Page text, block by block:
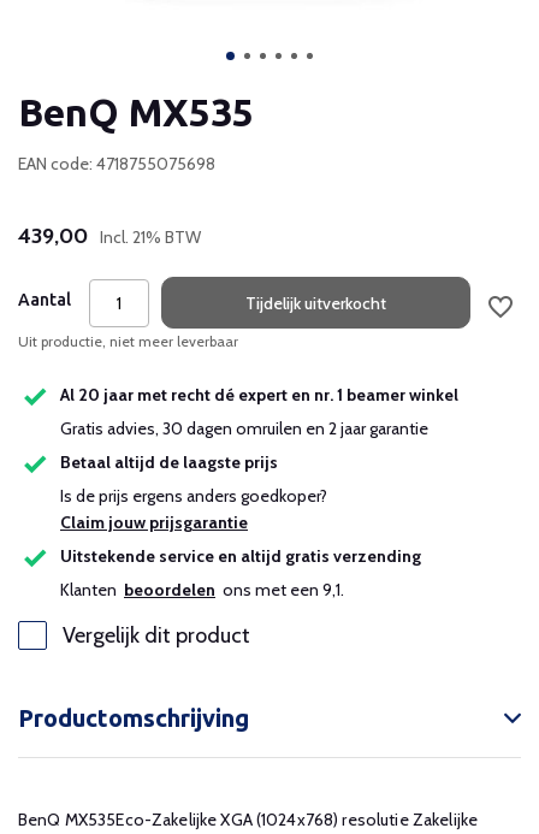
BenQ MX535
EAN code: 4718755075698
439,00 Incl. 21% BTW
Aantal Tijdelijk uitverkocht
Uit productie, niet meer leverbaar
Al 20 jaar met recht dé expert en nr. 1 beamer winkel
Gratis advies, 30 dagen omruilen en 2 jaar garantie
Betaal altijd de laagste prijs
Is de prijs ergens anders goedkoper?
Claim jouw prijsgarantie
Uitstekende service en altijd gratis verzending
Klanten beoordelen ons met een 9,1.
Vergelijk dit product
Productomschrijving
BenQ MX535Eco-Zakelijke XGA (1024x768) resolutie Zakelijke